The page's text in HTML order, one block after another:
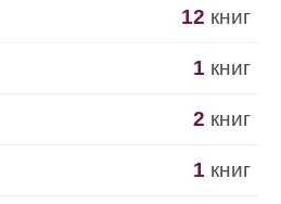
12 книг
1 книг
2 книг
1 книг